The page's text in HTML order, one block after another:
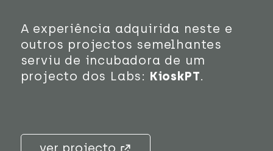
A experiência adquirida neste e
outros projectos semelhantes
serviu de incubadora de um
projecto dos Labs: KioskPT.